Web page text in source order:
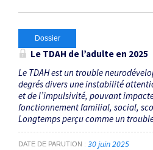
Dossier
Le TDAH de l’adulte en 2025
Le TDAH est un trouble
degrés divers une instabilité
et de l’impulsivité, pouvant
fonctionnement familial, social,
Longtemps perçu comme un
DATE DE PARUTION 30 juin 2025